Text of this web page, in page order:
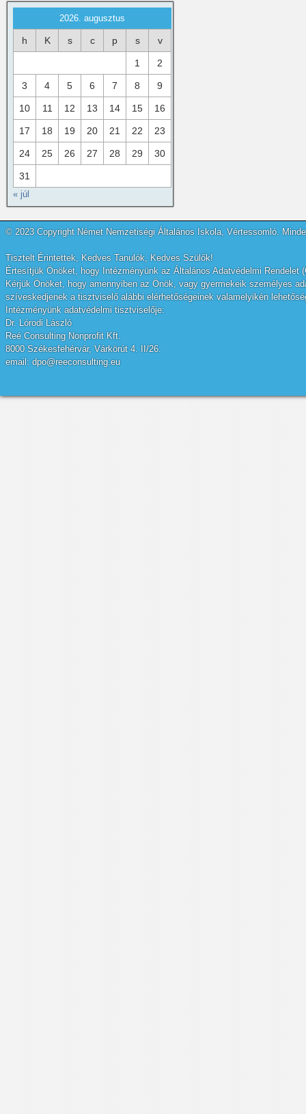
2026. augusztus
h K s c p s v
1 2
3 4 5 6 7 8 9
10 11 12 13 14 15 16
17 18 19 20 21 22 23
24 25 26 27 28 29 30
31
« júl
© 2023 Copyright Német Nemzetiségi Általános Iskola, Vértessomló.
Tisztelt Érintettek, Kedves Tanulók, Kedves Szülők!
Értesítjük Önöket, hogy Intézményünk az Általános Adatvédelmi
Kérjük Önöket, hogy amennyiben az Önök, vagy gyermekeik személyes
szíveskedjenek a tisztviselő alábbi elérhetőségeinek valamelyikén
Intézményünk adatvédelmi tisztviselője:
Dr. Lórodi László
Reé Consulting Nonprofit Kft.
8000 Székesfehérvár, Várkörút 4. II/26.
email: dpo@reeconsulting.eu